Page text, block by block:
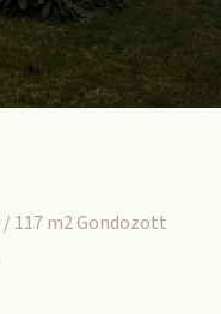
/ 117 m2 Gondozott